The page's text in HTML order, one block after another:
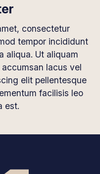
consectetur
tempor incididunt
aliqua. Ut aliquam
lacus vel
elit pellentesque
facilisis leo
est.